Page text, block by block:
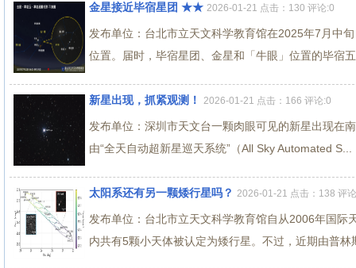
金星接近毕宿星团 ★★ 2026-01-21 点击：130 评论:0
发布单位：台北市立天文科学教育馆在2025年7月中
位置。届时，毕宿星团、金星和「牛眼」位置的毕宿
新星出现，抓紧观测！ 2026-01-21 点击：166 评论:0
发布单位：深圳市天文台一颗肉眼可见的新星出现在
由“全天自动超新星巡天系统”（All Sky Automated S...
太阳系还有另一颗矮行星吗？ 2026-01-21 点击：138 评
发布单位：台北市立天文科学教育馆自从2006年国
内共有5颗小天体被认定为矮行星。不过，近期由普